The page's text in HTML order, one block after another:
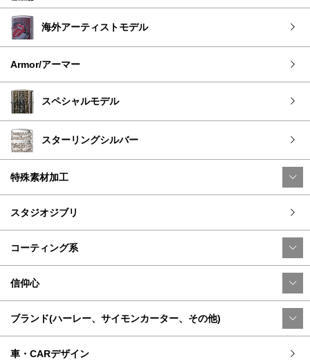
海外アーティストモデル
Armor/アーマー
スペシャルモデル
スターリングシルバー
特殊素材加工
スタジオジブリ
コーティング系
信仰心
ブランド(ハーレー、サイモンカーター、その他)
車・CARデザイン